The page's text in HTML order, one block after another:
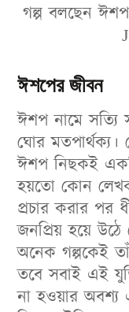
গল্প বলছেন
ঈশপের জীবন
ঈশপ নামে সত্যি
ঘোর
ঈশপ নিছকই
হয়তো কোন
প্রচার করার পর
জনপ্রিয় হয়ে
অনেক গল্পকেই
তবে সবাই এই
না হওয়ার